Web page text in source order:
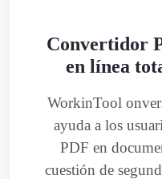
Convertidor
en línea
WorkinTool
ayuda a los
PDF en
cuestión de